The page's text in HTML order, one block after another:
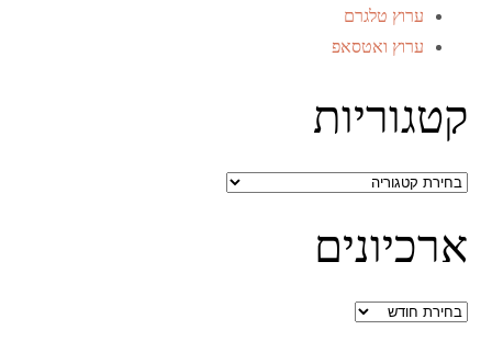
ערוץ טלגרם
ערוץ ואטסאפ
קטגוריות
קטגוריות
ארכיונים
ארכיונים